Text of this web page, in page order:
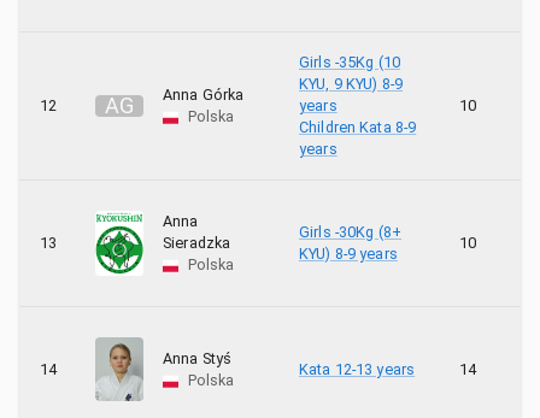
12 AG
Anna Górka
Polska
Girls -35Kg (10
KYU, 9 KYU) 8-9
years
Children Kata 8-9
years
10
13
Anna
Sieradzka
Polska
Girls -30Kg (8+
KYU) 8-9 years
10
14
Anna Styś
Polska
Kata 12-13 years 14